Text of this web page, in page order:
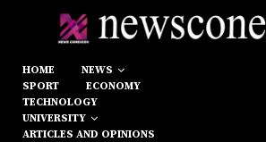
HOME
NEWS
SPORT
ECONOMY
TECHNOLOGY
UNIVERSITY
ARTICLES AND OPINIONS